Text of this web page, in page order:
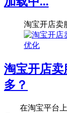
淘宝开店卖
优化
淘宝开店
多？
在淘宝平台上